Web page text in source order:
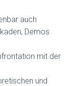
auch
Demos
mit der
und